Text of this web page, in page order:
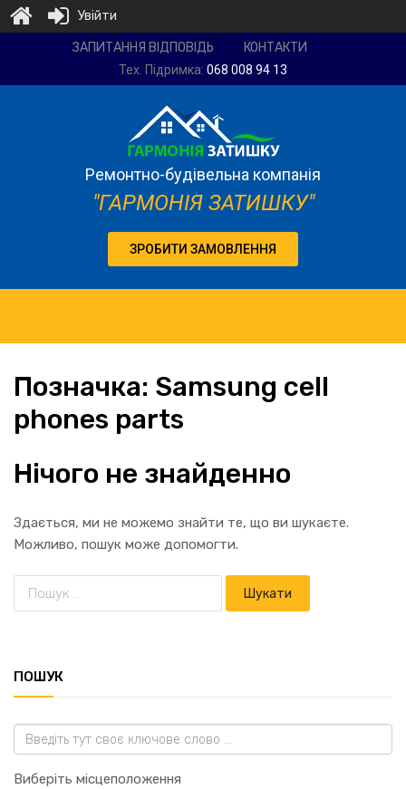
компанія
ЗАПИТАННЯ ВІДПОВІДЬ КОНТАКТИ
Тех. Підримка: 068 008 94 13
Ремонтно-будівельна компанія
"ГАРМОНІЯ ЗАТИШКУ"
ЗРОБИТИ ЗАМОВЛЕННЯ
Позначка: Samsung cell
phones parts
Нічого не знайденно
Здається, ми не можемо знайти те, що ви шукаєте.
Можливо, пошук може допомогти.
ПОШУК
Виберіть місцеположення
Увійти